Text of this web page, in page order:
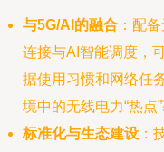
与5G/AI的融合 ：配
连接与AI智能调度，
据使用习惯和网络任
境中的无线电力“热点”
标准化与生态建设 ：